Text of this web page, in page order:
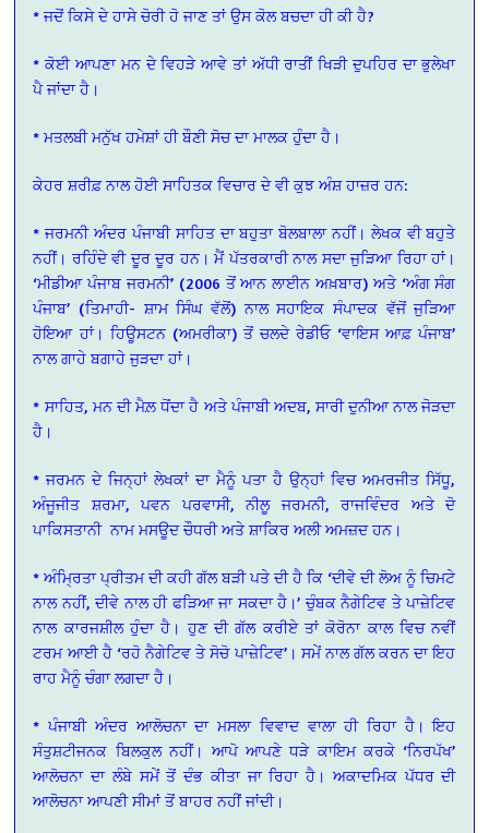
* ਜਦੋਂ ਕਿਸੇ ਦੇ ਹਾਸੇ ਚੋਰੀ ਹੋ ਜਾਣ ਤਾਂ ਉਸ ਕੋਲ ਬਚਦਾ ਹੀ ਕੀ ਹੈ?
* ਕੋਈ ਆਪਣਾ ਮਨ ਦੇ ਵਿਹੜੇ ਆਵੇ ਤਾਂ ਅੱਧੀ ਰਾਤੀਂ ਖਿੜੀ ਦੁਪਹਿਰ ਦਾ ਭੁਲੇਖਾ
ਪੈ ਜਾਂਦਾ ਹੈ।
* ਮਤਲਬੀ ਮਨੁੱਖ ਹਮੇਸ਼ਾਂ ਹੀ ਬੌਣੀ ਸੋਚ ਦਾ ਮਾਲਕ ਹੁੰਦਾ ਹੈ।
ਕੇਹਰ ਸ਼ਰੀਫ਼ ਨਾਲ ਹੋਈ ਸਾਹਿਤਕ ਵਿਚਾਰ ਦੇ ਵੀ ਕੁਝ ਅੰਸ਼ ਹਾਜ਼ਰ ਹਨ:
* ਜਰਮਨੀ ਅੰਦਰ ਪੰਜਾਬੀ ਸਾਹਿਤ ਦਾ ਬਹੁਤਾ ਬੋਲਬਾਲਾ ਨਹੀਂ। ਲੇਖਕ ਵੀ ਬਹੁਤੇ
ਨਹੀਂ। ਰਹਿੰਦੇ ਵੀ ਦੂਰ ਦੂਰ ਹਨ। ਮੈਂ ਪੱਤਰਕਾਰੀ ਨਾਲ ਸਦਾ ਜੁੜਿਆ ਰਿਹਾ ਹਾਂ।
‘ਮੀਡੀਆ ਪੰਜਾਬ ਜਰਮਨੀ’ (2006 ਤੋਂ ਆਨ ਲਾਈਨ ਅਖ਼ਬਾਰ) ਅਤੇ ‘ਅੰਗ ਸੰਗ
ਪੰਜਾਬ’ (ਤਿਮਾਹੀ- ਸ਼ਾਮ ਸਿੰਘ ਵੱਲੋਂ) ਨਾਲ ਸਹਾਇਕ ਸੰਪਾਦਕ ਵੱਜੋਂ ਜੁੜਿਆ
ਹੋਇਆ ਹਾਂ। ਹਿਊਸਟਨ (ਅਮਰੀਕਾ) ਤੋਂ ਚਲਦੇ ਰੇਡੀਓ ‘ਵਾਇਸ ਆਫ਼ ਪੰਜਾਬ’
ਨਾਲ ਗਾਹੇ ਬਗਾਹੇ ਜੁੜਦਾ ਹਾਂ।
* ਸਾਹਿਤ, ਮਨ ਦੀ ਮੈਲ਼ ਧੋਂਦਾ ਹੈ ਅਤੇ ਪੰਜਾਬੀ ਅਦਬ, ਸਾਰੀ ਦੁਨੀਆ ਨਾਲ ਜੋੜਦਾ
ਹੈ।
* ਜਰਮਨ ਦੇ ਜਿਨ੍ਹਾਂ ਲੇਖਕਾਂ ਦਾ ਮੈਨੂੰ ਪਤਾ ਹੈ ਉਨ੍ਹਾਂ ਵਿਚ ਅਮਰਜੀਤ ਸਿੱਧੂ,
ਅੰਜੂਜੀਤ ਸ਼ਰਮਾ, ਪਵਨ ਪਰਵਾਸੀ, ਨੀਲੂ ਜਰਮਨੀ, ਰਾਜਵਿੰਦਰ ਅਤੇ ਦੋ
ਪਾਕਿਸਤਾਨੀ ਨਾਮ ਮਸਊਦ ਚੌਧਰੀ ਅਤੇ ਸ਼ਾਕਿਰ ਅਲੀ ਅਮਜ਼ਦ ਹਨ।
* ਅੰਮ੍ਰਿਤਾ ਪ੍ਰੀਤਮ ਦੀ ਕਹੀ ਗੱਲ ਬੜੀ ਪਤੇ ਦੀ ਹੈ ਕਿ ‘ਦੀਵੇ ਦੀ ਲੋਅ ਨੂੰ ਚਿਮਟੇ
ਨਾਲ ਨਹੀਂ, ਦੀਵੇ ਨਾਲ ਹੀ ਫੜਿਆ ਜਾ ਸਕਦਾ ਹੈ।’ ਚੁੰਬਕ ਨੈਗੇਟਿਵ ਤੇ ਪਾਜ਼ੇਟਿਵ
ਨਾਲ ਕਾਰਜਸ਼ੀਲ ਹੁੰਦਾ ਹੈ। ਹੁਣ ਦੀ ਗੱਲ ਕਰੀਏ ਤਾਂ ਕੋਰੋਨਾ ਕਾਲ ਵਿਚ ਨਵੀਂ
ਟਰਮ ਆਈ ਹੈ ‘ਰਹੋ ਨੈਗੇਟਿਵ ਤੇ ਸੋਚੋ ਪਾਜ਼ੇਟਿਵ’। ਸਮੇਂ ਨਾਲ ਗੱਲ ਕਰਨ ਦਾ ਇਹ
ਰਾਹ ਮੈਨੂੰ ਚੰਗਾ ਲਗਦਾ ਹੈ।
* ਪੰਜਾਬੀ ਅੰਦਰ ਆਲੋਚਨਾ ਦਾ ਮਸਲਾ ਵਿਵਾਦ ਵਾਲਾ ਹੀ ਰਿਹਾ ਹੈ। ਇਹ
ਸੰਤੁਸ਼ਟੀਜਨਕ ਬਿਲਕੁਲ ਨਹੀਂ। ਆਪੋ ਆਪਣੇ ਧੜੇ ਕਾਇਮ ਕਰਕੇ ‘ਨਿਰਪੱਖ’
ਆਲੋਚਨਾ ਦਾ ਲੰਬੇ ਸਮੇਂ ਤੋਂ ਦੰਭ ਕੀਤਾ ਜਾ ਰਿਹਾ ਹੈ। ਅਕਾਦਮਿਕ ਪੱਧਰ ਦੀ
ਆਲੋਚਨਾ ਆਪਣੀ ਸੀਮਾਂ ਤੋਂ ਬਾਹਰ ਨਹੀਂ ਜਾਂਦੀ।